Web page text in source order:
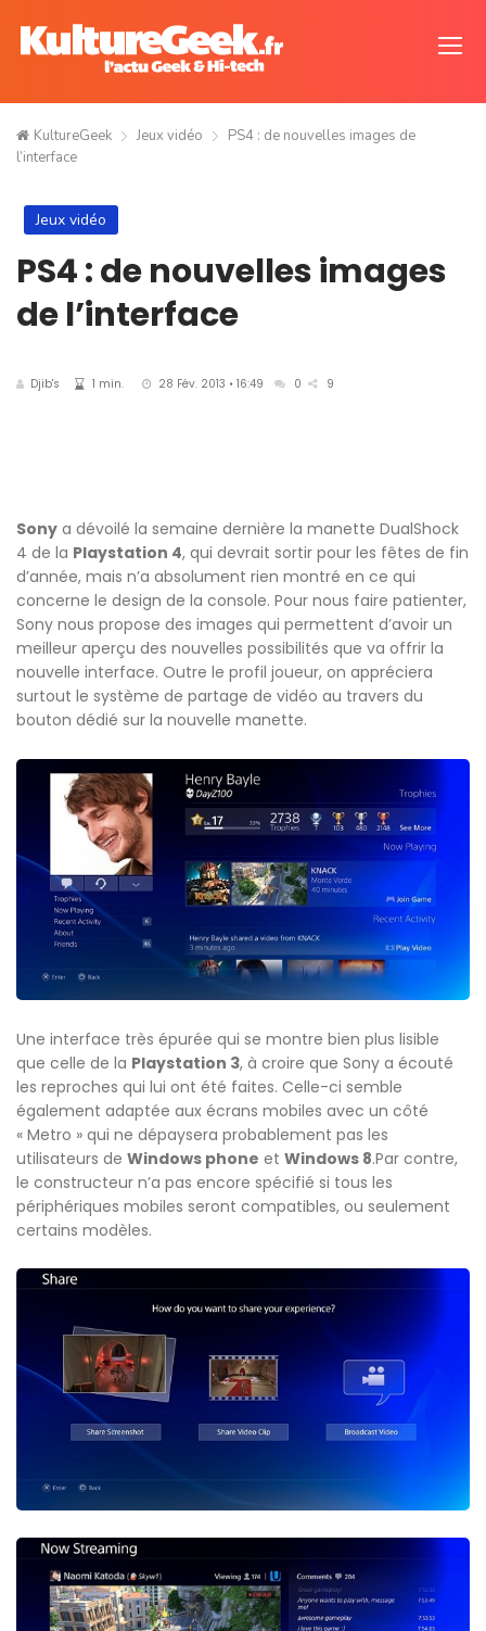
KultureGeek Jeux vidéo
PS4 : de nouvelles images de
l’interface
Jeux vidéo
PS4 : de nouvelles images
de l’interface
Djib's 1 min. 28 Fév. 2013 • 16:49 0 9
Sony a dévoilé la semaine dernière la manette DualShock
4 de la Playstation 4, qui devrait sortir pour les fêtes de fin
d’année, mais n’a absolument rien montré en ce qui
concerne le design de la console. Pour nous faire patienter,
Sony nous propose des images qui permettent d’avoir un
meilleur aperçu des nouvelles possibilités que va offrir la
nouvelle interface. Outre le profil joueur, on appréciera
surtout le système de partage de vidéo au travers du
bouton dédié sur la nouvelle manette.
Une interface très épurée qui se montre bien plus lisible
que celle de la Playstation 3, à croire que Sony a écouté
les reproches qui lui ont été faites. Celle-ci semble
également adaptée aux écrans mobiles avec un côté
« Metro » qui ne dépaysera probablement pas les
utilisateurs de Windows phone et Windows 8.Par contre,
le constructeur n’a pas encore spécifié si tous les
périphériques mobiles seront compatibles, ou seulement
certains modèles.